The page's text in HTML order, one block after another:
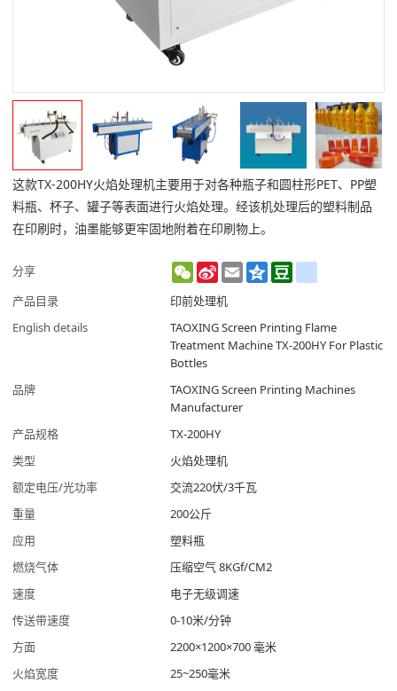
这款TX-200HY火焰处理机主要用于对各种瓶子和圆柱形PET、PP塑
料瓶、杯子、罐子等表面进行火焰处理。经该机处理后的塑料制品
在印刷时，油墨能够更牢固地附着在印刷物上。
分享 WeChat
Sina
Weibo
EmailQzone
产品目录
印前处理机
English details
TAOXING Screen Printing Flame
Treatment Machine TX-200HY For Plastic
Bottles
品牌
TAOXING Screen Printing Machines
Manufacturer
产品规格
TX-200HY
类型
火焰处理机
额定电压/光功率
交流220伏/3千瓦
重量
200公斤
应用
塑料瓶
燃烧气体
压缩空气 8KGf/CM2
速度
电子无级调速
传送带速度
0-10米/分钟
方面
2200×1200×700 毫米
火焰宽度
25~250毫米